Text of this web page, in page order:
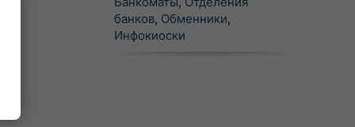
банков, Обменники,
Инфокиоски